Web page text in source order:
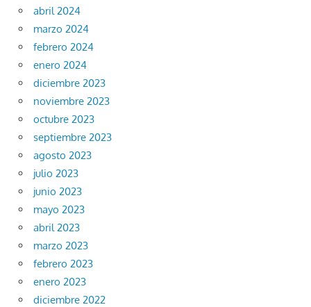
abril 2024
marzo 2024
febrero 2024
enero 2024
diciembre 2023
noviembre 2023
octubre 2023
septiembre 2023
agosto 2023
julio 2023
junio 2023
mayo 2023
abril 2023
marzo 2023
febrero 2023
enero 2023
diciembre 2022